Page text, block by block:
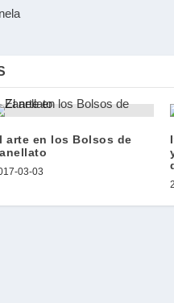
arte en los Bolsos de
03-03